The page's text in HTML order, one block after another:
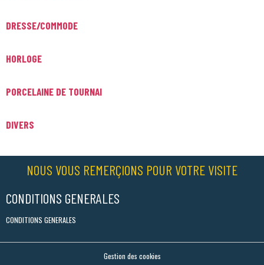
DRESSE/COMMODE
HORLOGE
PORCELAINE DE TOURNAI
DIVERS
NOUS VOUS REMERÇIONS POUR VOTRE VISITE
CONDITIONS GENERALES
CONDITIONS GENERALES
Gestion des cookies